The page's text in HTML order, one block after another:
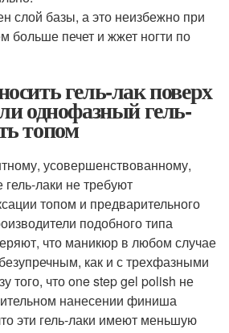
слой базы, а это неизбежно при
больше печет и жжет ногти по
гель-лак поверх
однофазный гель-
топом
усовершенствованному,
лаки не требуют
топом и предварительного
подобного типа
что маникюр в любом случае
как и с трехфазными
того, что one step gel polish не
нанесении финиша
эти гель-лаки имеют меньшую